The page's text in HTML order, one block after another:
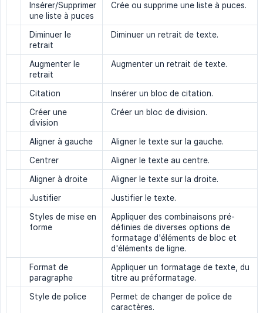
Insérer/Supprimer
une liste à puces
Crée ou supprime une liste à puces.
Diminuer le
retrait
Diminuer un retrait de texte.
Augmenter le
retrait
Augmenter un retrait de texte.
Citation
Insérer un bloc de citation.
Créer une
division
Créer un bloc de division.
Aligner à gauche
Aligner le texte sur la gauche.
Centrer
Aligner le texte au centre.
Aligner à droite
Aligner le texte sur la droite.
Justifier
Justifier le texte.
Styles de mise en
forme
Appliquer des combinaisons pré-
définies de diverses options de
formatage d'éléments de bloc et
d'éléments de ligne.
Format de
paragraphe
Appliquer un formatage de texte, du
titre au préformatage.
Style de police
Permet de changer de police de
caractères.